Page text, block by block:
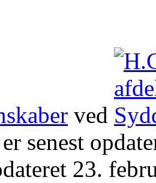
ved
senest
23.